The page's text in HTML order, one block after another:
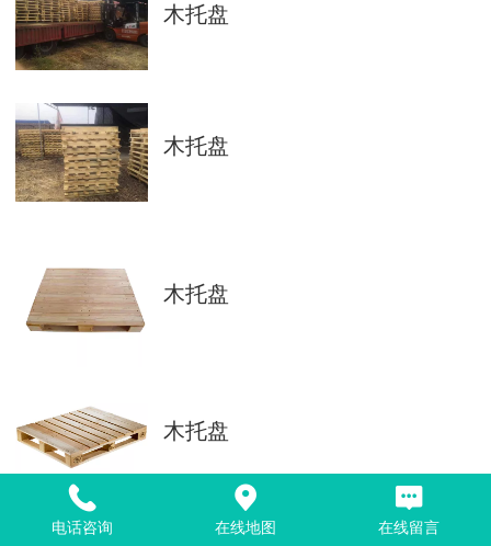
木托盘
木托盘
木托盘
木托盘
电话咨询 在线地图 在线留言